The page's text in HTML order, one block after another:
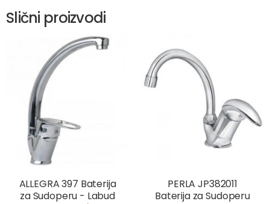
Slični proizvodi
ALLEGRA 397 Baterija
za Sudoperu - Labud
PERLA JP382011
Baterija za Sudoperu